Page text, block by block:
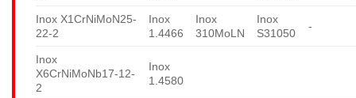
Inox X1CrNiMoN25-
22-2
Inox
1.4466
Inox
310MoLN
Inox
S31050
-
Inox
X6CrNiMoNb17-12-
2
Inox
1.4580